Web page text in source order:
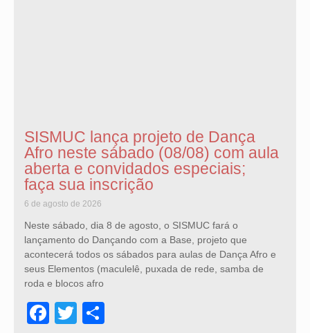
SISMUC lança projeto de Dança
Afro neste sábado (08/08) com aula
aberta e convidados especiais;
faça sua inscrição
6 de agosto de 2026
Neste sábado, dia 8 de agosto, o SISMUC fará o
lançamento do Dançando com a Base, projeto que
acontecerá todos os sábados para aulas de Dança Afro e
seus Elementos (maculelê, puxada de rede, samba de
roda e blocos afro
Facebook
Twitter